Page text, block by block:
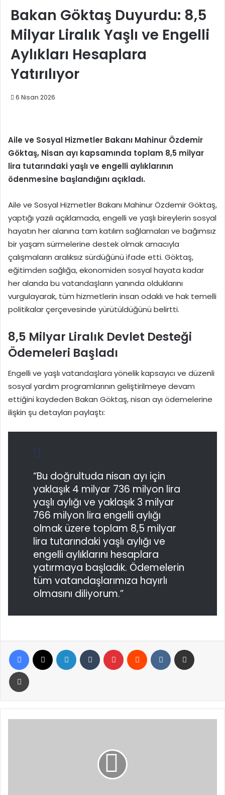
Bakan Göktaş Duyurdu: 8,5
Milyar Liralık Yaşlı ve Engelli
Aylıkları Hesaplara
Yatırılıyor
6 Nisan 2026
Aile ve Sosyal Hizmetler Bakanı Mahinur Özdemir
Göktaş, Nisan ayı kapsamında toplam 8,5 milyar
lira tutarındaki yaşlı ve engelli aylıklarının
ödenmesine başlandığını açıkladı.
Aile ve Sosyal Hizmetler Bakanı Mahinur Özdemir Göktaş,
yaptığı yazılı açıklamada, engelli ve yaşlı bireylerin sosyal
hayatın her alanına tam katılım sağlamaları ve bağımsız
bir yaşam sürmelerine destek olmak amacıyla
çalışmaların aralıksız sürdüğünü ifade etti. Göktaş,
eğitimden sağlığa, ekonomiden sosyal hayata kadar
her alanda bu vatandaşların yanında olduklarını
vurgulayarak, tüm hizmetlerin insan odaklı ve hak temelli
politikalar çerçevesinde yürütüldüğünü belirtti.
8,5 Milyar Liralık Devlet Desteği
Ödemeleri Başladı
Engelli ve yaşlı vatandaşlara yönelik kapsayıcı ve düzenli
sosyal yardım programlarının geliştirilmeye devam
ettiğini kaydeden Bakan Göktaş, nisan ayı ödemelerine
ilişkin şu detayları paylaştı:
“Bu doğrultuda nisan ayı için
yaklaşık 4 milyar 736 milyon lira
yaşlı aylığı ve yaklaşık 3 milyar
766 milyon lira engelli aylığı
olmak üzere toplam 8,5 milyar
lira tutarındaki yaşlı aylığı ve
engelli aylıklarını hesaplara
yatırmaya başladık. Ödemelerin
tüm vatandaşlarımıza hayırlı
olmasını diliyorum.”
Facebook LinkedIn Tumblr Pinterest Reddit VKontakte
Yazdır